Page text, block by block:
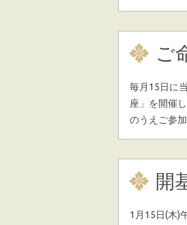
ご
毎月15日に
座」を開催
のうえご参
開
1月15日(木)